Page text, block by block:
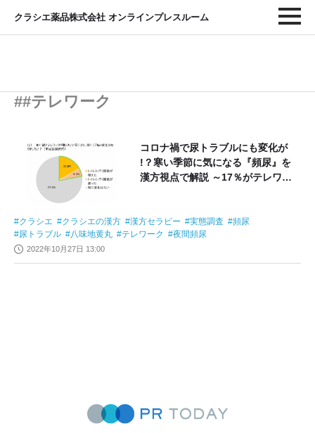
クラシエ薬品株式会社 オンラインプレスルーム
##テレワーク
コロナ禍で尿トラブルにも変化が
!？寒い季節に気になる『頻尿』を
漢方視点で解説 ～17％がテレワー
クラシエ クラシエの漢方 漢方セラピー 実態調査
頻尿
尿トラブル
八味地黄丸 テレワーク 夜間頻尿
2022年10月27日 13:00